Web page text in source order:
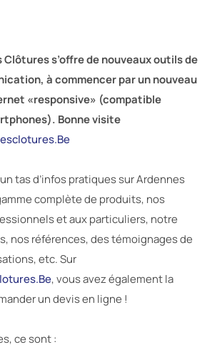
Clôtures s’offre de nouveaux outils de
à commencer par un nouveau
«responsive» (compatible
Bonne visite
tas d’infos pratiques sur Ardennes
complète de produits, nos
et aux particuliers, notre
nos références, des témoignages de
etc. Sur
, vous avez également la
un devis en ligne !
ce sont :